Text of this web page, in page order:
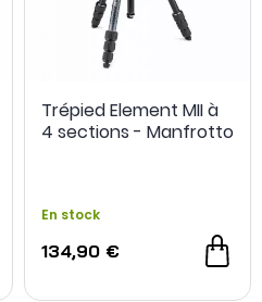
Trépied Element MII à
4 sections - Manfrotto
En stock
134,90 €